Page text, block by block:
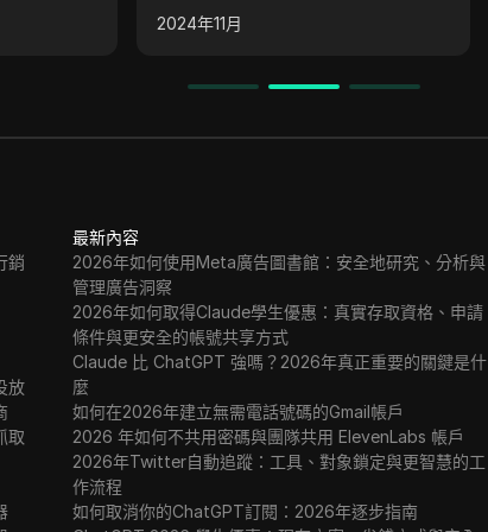
兩個主要
戲，並演示了從平台提款的過程。
2024年11月
銷
放
取
最新內容
2026年如何使用Meta廣告圖書館：安全地研究、分析與
管理廣告洞察
2026年如何取得Claude學生優惠：真實存取資格、申請
條件與更安全的帳號共享方式
Claude 比 ChatGPT 強嗎？2026年真正重要的關鍵是什
麼
如何在2026年建立無需電話號碼的Gmail帳戶
2026 年如何不共用密碼與團隊共用 ElevenLabs 帳戶
2026年Twitter自動追蹤：工具、對象鎖定與更智慧的工
作流程
如何取消你的ChatGPT訂閱：2026年逐步指南